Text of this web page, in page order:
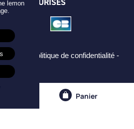
Panier
- CGV -
Politique de confidentialité -
Cookies -
lemon